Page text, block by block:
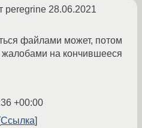
peregrine 28.06.2021
файлами может, потом
на кончившееся
+00:00
Ссылка